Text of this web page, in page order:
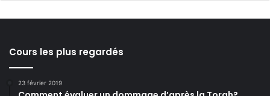
Cours les plus regardés
23 février 2019